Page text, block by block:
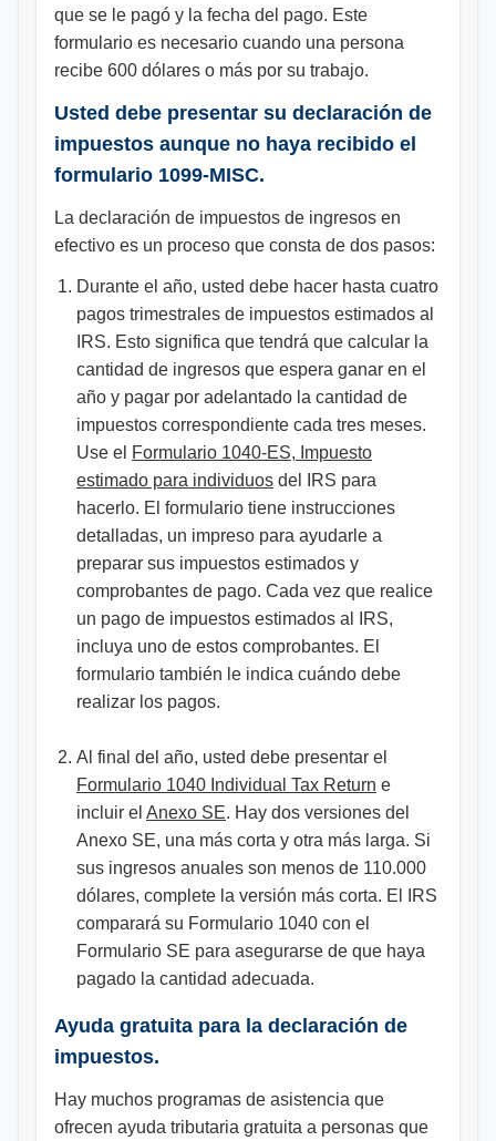
que se le pagó y la fecha del pago. Este
formulario es necesario cuando una persona
recibe 600 dólares o más por su trabajo.
Usted debe presentar su declaración de
impuestos aunque no haya recibido el
formulario 1099-MISC.
La declaración de impuestos de ingresos en
efectivo es un proceso que consta de dos pasos:
Durante el año, usted debe hacer hasta cuatro
pagos trimestrales de impuestos estimados al
IRS. Esto significa que tendrá que calcular la
cantidad de ingresos que espera ganar en el
año y pagar por adelantado la cantidad de
impuestos correspondiente cada tres meses.
Use el Formulario 1040-ES, Impuesto
estimado para individuos del IRS para
hacerlo. El formulario tiene instrucciones
detalladas, un impreso para ayudarle a
preparar sus impuestos estimados y
comprobantes de pago. Cada vez que realice
un pago de impuestos estimados al IRS,
incluya uno de estos comprobantes. El
formulario también le indica cuándo debe
realizar los pagos.
Al final del año, usted debe presentar el
Formulario 1040 Individual Tax Return e
incluir el Anexo SE. Hay dos versiones del
Anexo SE, una más corta y otra más larga. Si
sus ingresos anuales son menos de 110.000
dólares, complete la versión más corta. El IRS
comparará su Formulario 1040 con el
Formulario SE para asegurarse de que haya
pagado la cantidad adecuada.
Ayuda gratuita para la declaración de
impuestos.
Hay muchos programas de asistencia que
ofrecen ayuda tributaria gratuita a personas que